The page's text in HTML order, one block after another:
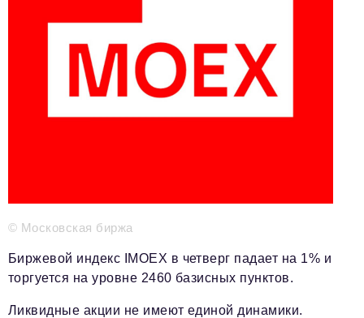
Информационный отдел
info@business-magazine.online
Отдел рекламы
reklama@business-magazine.online
© Московская биржа
Биржевой индекс IMOEX в четверг падает на 1% и
торгуется на уровне 2460 базисных пунктов.
Ликвидные акции не имеют единой динамики.